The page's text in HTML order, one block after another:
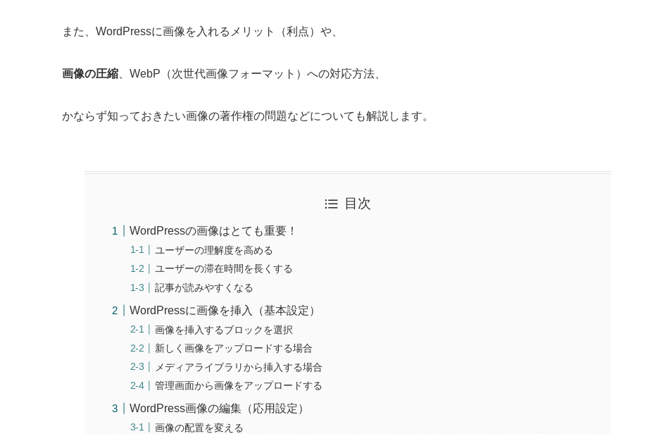
また、WordPressに画像を入れるメリット（利点）や、
画像の圧縮 、WebP（次世代画像フォーマット）への対応方法、
かならず知っておきたい画像の著作権の問題などについても解説します。
目次
WordPressの画像はとても重要！
ユーザーの理解度を高める
ユーザーの滞在時間を長くする
記事が読みやすくなる
WordPressに画像を挿入（基本設定）
画像を挿入するブロックを選択
新しく画像をアップロードする場合
メディアライブラリから挿入する場合
管理画面から画像をアップロードする
WordPress画像の編集（応用設定）
画像の配置を変える